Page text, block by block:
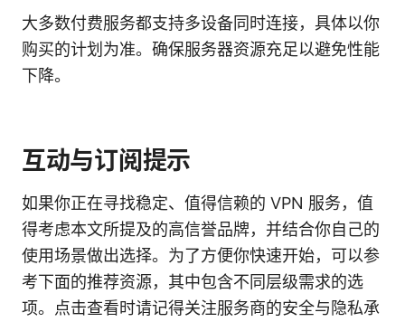
大多数付费服务都支持多设备同时连接，具体以你
购买的计划为准。确保服务器资源充足以避免性能
下降。
互动与订阅提示
如果你正在寻找稳定、值得信赖的 VPN 服务，值
得考虑本文所提及的高信誉品牌，并结合你自己的
使用场景做出选择。为了方便你快速开始，可以参
考下面的推荐资源，其中包含不同层级需求的选
项。点击查看时请记得关注服务商的安全与隐私承